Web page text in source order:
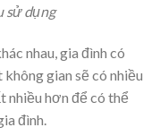
sử dụng
nhau, gia đình có
gian sẽ có nhiều
nhiều hơn để có thể
đình.